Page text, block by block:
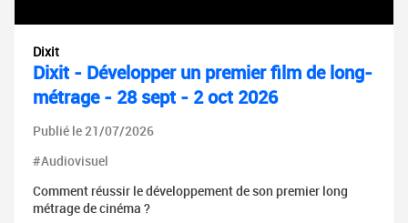
Dixit
Dixit - Développer un premier film de long-
métrage - 28 sept - 2 oct 2026
Publié le 21/07/2026
#Audiovisuel
Comment réussir le développement de son premier long
métrage de cinéma ?